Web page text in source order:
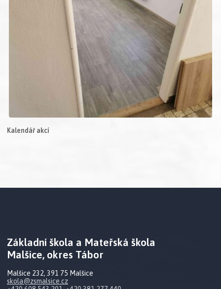
Kalendář akcí
Základní škola a Mateřská škola
Malšice, okres Tábor
Malšice 232, 391 75 Malšice
skola@zsmalsice.cz